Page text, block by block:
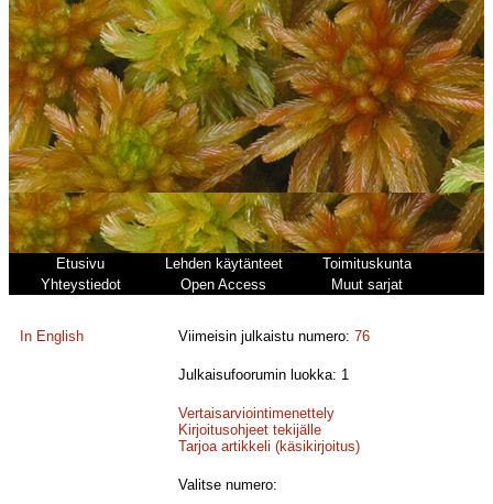
Etusivu Lehden käytänteet
Toimituskunta
Yhteystiedot
Open Access Muut sarjat
In English Viimeisin julkaistu numero:76
Julkaisufoorumin luokka: 1
Vertaisarviointimenettely
Kirjoitusohjeet tekijälle
Tarjoa artikkeli (käsikirjoitus)
Valitse numero: